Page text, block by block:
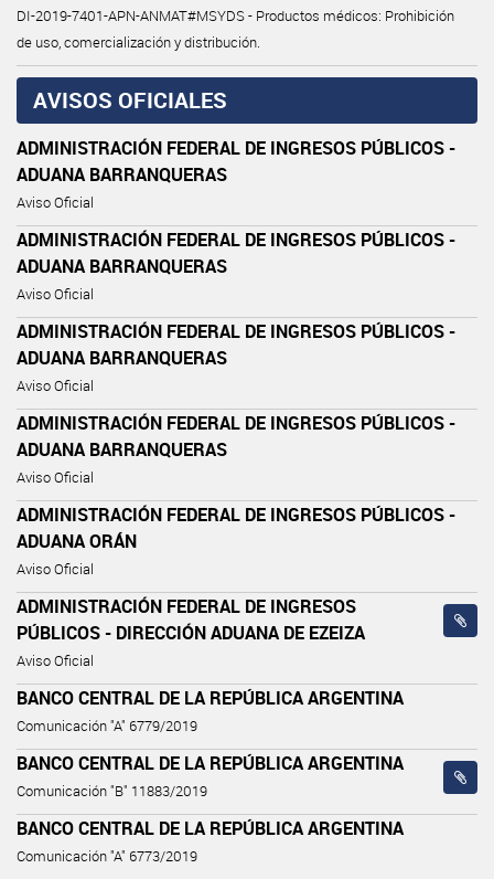
DI-2019-7401-APN-ANMAT#MSYDS - Productos médicos: Prohibición
de uso, comercialización y distribución.
AVISOS OFICIALES
ADMINISTRACIÓN FEDERAL DE INGRESOS PÚBLICOS -
ADUANA BARRANQUERAS
Aviso Oficial
ADMINISTRACIÓN FEDERAL DE INGRESOS PÚBLICOS -
ADUANA BARRANQUERAS
Aviso Oficial
ADMINISTRACIÓN FEDERAL DE INGRESOS PÚBLICOS -
ADUANA BARRANQUERAS
Aviso Oficial
ADMINISTRACIÓN FEDERAL DE INGRESOS PÚBLICOS -
ADUANA BARRANQUERAS
Aviso Oficial
ADMINISTRACIÓN FEDERAL DE INGRESOS PÚBLICOS -
ADUANA ORÁN
Aviso Oficial
ADMINISTRACIÓN FEDERAL DE INGRESOS
PÚBLICOS - DIRECCIÓN ADUANA DE EZEIZA
Aviso Oficial
BANCO CENTRAL DE LA REPÚBLICA ARGENTINA
Comunicación "A" 6779/2019
BANCO CENTRAL DE LA REPÚBLICA ARGENTINA
Comunicación "B" 11883/2019
BANCO CENTRAL DE LA REPÚBLICA ARGENTINA
Comunicación "A" 6773/2019